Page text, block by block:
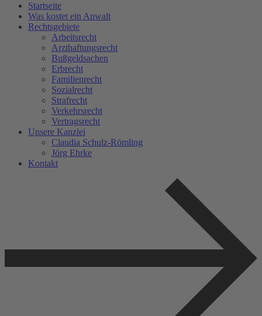
Startseite
Was kostet ein Anwalt
Rechtsgebiete
Arbeitsrecht
Arzthaftungsrecht
Bußgeldsachen
Erbrecht
Familienrecht
Sozialrecht
Strafrecht
Verkehrsrecht
Vertragsrecht
Unsere Kanzlei
Claudia Schulz-Römling​
Jörg Ehrke
Kontakt